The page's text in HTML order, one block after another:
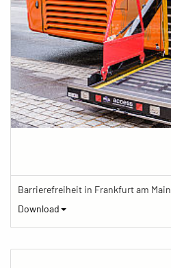
Barrierefreiheit in Frankfurt am Main
Download